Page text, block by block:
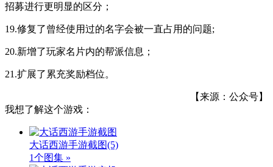
招募进行更明显的区分；
19.修复了曾经使用过的名字会被一直占用的问题;
20.新增了玩家名片内的帮派信息；
21.扩展了累充奖励档位。
【来源：公众号】
我想了解这个游戏：
大话西游手游截图(5)
1个图集 »